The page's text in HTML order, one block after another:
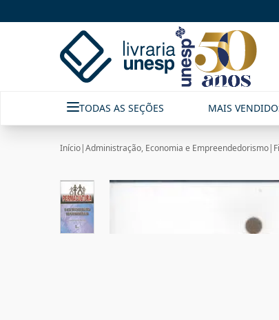
TODAS AS SEÇÕES MAIS
Início|Administração, Economia e Empreendedorismo|